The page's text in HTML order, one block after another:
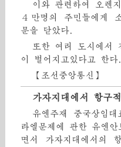
이와 관련하여 오렌
４만명의 주민들에게
문을 닫았다.
또한 여러 도시에서
이 벌어지고있다고 한다.
【조선중앙통신】
가자지대에서 항구
유엔주재 중국상임
라엘문제에 관한 유엔
면서 가자지대에서의